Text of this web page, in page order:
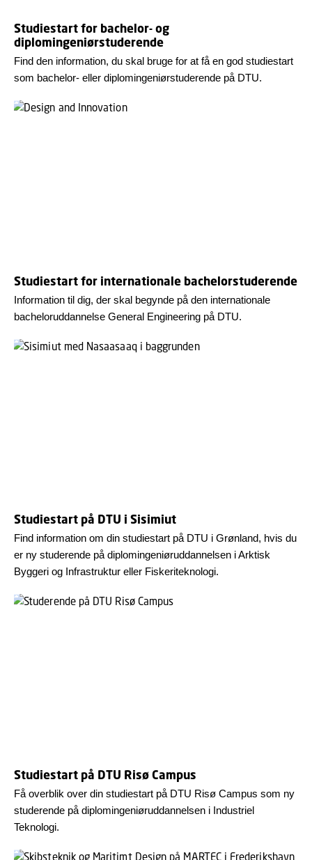
Studiestart for bachelor- og
diplomingeniørstuderende
Find den information, du skal bruge for at få en god studiestart
som bachelor- eller diplomingeniørstuderende på DTU.
Studiestart for internationale bachelorstuderende
Information til dig, der skal begynde på den internationale
bacheloruddannelse General Engineering på DTU.
Studiestart på DTU i Sisimiut
Find information om din studiestart på DTU i Grønland, hvis du
er ny studerende på diplomingeniøruddannelsen i Arktisk
Byggeri og Infrastruktur eller Fiskeriteknologi.
Studiestart på DTU Risø Campus
Få overblik over din studiestart på DTU Risø Campus som ny
studerende på diplomingeniøruddannelsen i Industriel
Teknologi.